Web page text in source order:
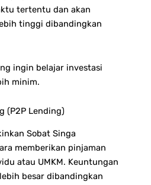
tertentu dan akan
tinggi dibandingkan
ingin belajar investasi
minim.
(P2P Lending)
Sobat Singa
memberikan pinjaman
atau UMKM. Keuntungan
besar dibandingkan